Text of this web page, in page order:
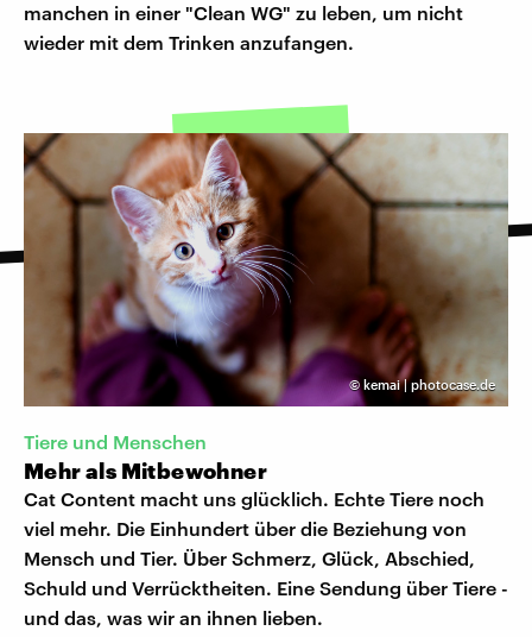
manchen in einer "Clean WG" zu leben, um nicht
wieder mit dem Trinken anzufangen.
© kemai | photocase.de
Tiere und Menschen
Mehr als Mitbewohner
Cat Content macht uns glücklich. Echte Tiere noch
viel mehr. Die Einhundert über die Beziehung von
Mensch und Tier. Über Schmerz, Glück, Abschied,
Schuld und Verrücktheiten. Eine Sendung über Tiere -
und das, was wir an ihnen lieben.